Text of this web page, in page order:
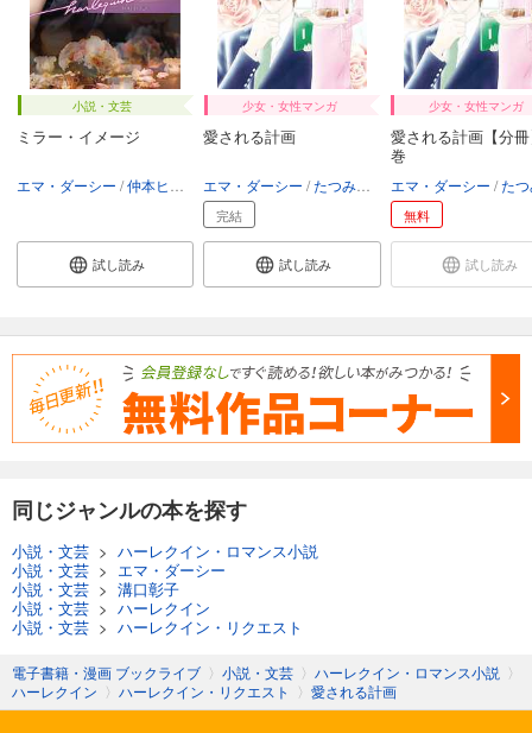
小説・文芸
ミラー・イメージ
エマ・ダーシー 仲本ヒロコ
試し読み
少女・女性マンガ
愛される計画
エマ・ダーシー たつみ龍子
完結
試し読み
少女・女性マンガ
愛される計画【分
巻
エマ・ダーシー たつみ
無料
試し読み
同じジャンルの本を探す
小説・文芸 > ハーレクイン・ロマンス小説
小説・文芸 > エマ・ダーシー
小説・文芸 > 溝口彰子
小説・文芸 > ハーレクイン
小説・文芸 > ハーレクイン・リクエスト
電子書籍・漫画 ブックライブ 〉 小説・文芸 〉 ハーレクイン・ロマンス小説 〉
ハーレクイン 〉 ハーレクイン・リクエスト 〉 愛される計画